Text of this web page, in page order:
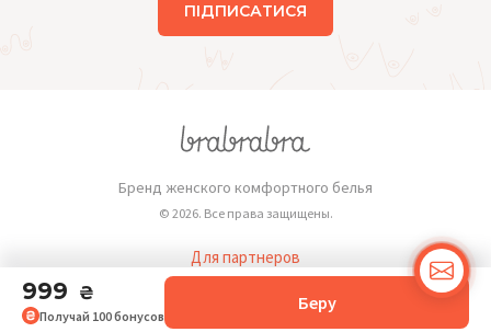
999 ₴
Получай 100бонусов
Беру
ПІДПИСАТИСЯ
Бренд женского комфортного белья
© 2026. Все права защищены.
Для партнеров